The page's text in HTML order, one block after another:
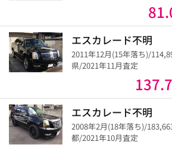
エスカレード不明
2011年12月(15年落ち)/
県/2021年11月査定
137.7
エスカレード不明
2008年2月(18年落ち)/
都/2021年10月査定